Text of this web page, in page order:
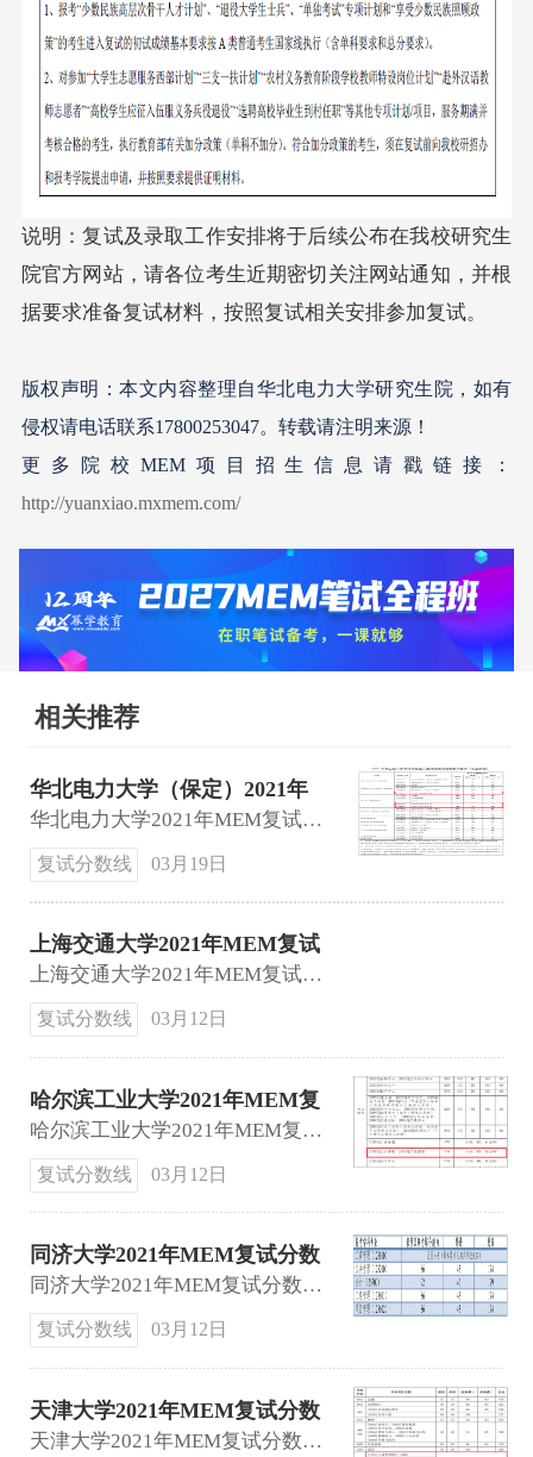
说明：复试及录取工作安排将于后续公布在我校研究生
院官方网站，请各位考生近期密切关注网站通知，并根
据要求准备复试材料，按照复试相关安排参加复试。
版权声明：本文内容整理自华北电力大学研究生院，如有
侵权请电话联系17800253047。转载请注明来源！
更多院校MEM项目招生信息请戳链接：
http://yuanxiao.mxmem.com/
相关推荐
华北电力大学（保定）2021年
MEM复试分数线
华北电力大学2021年MEM复试分数线：能力动力与机械工程学院：工业工程与管理174 43 86。经济与管理学院：工业工程与管理、物流工程与管理193 43 86。
复试分数线 03月19日
上海交通大学2021年MEM复试
基本分数线公布
上海交通大学2021年MEM复试基本分数线：190 60 100。
复试分数线 03月12日
哈尔滨工业大学2021年MEM复
试线
哈尔滨工业大学2021年MEM复试线：174 43 86。
复试分数线 03月12日
同济大学2021年MEM复试分数
线公布
同济大学2021年MEM复试分数线公布：174 43 86。
复试分数线 03月12日
天津大学2021年MEM复试分数
线
天津大学2021年MEM复试分数线：174 43 86。